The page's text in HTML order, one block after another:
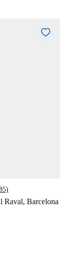
Raval, Barcelona